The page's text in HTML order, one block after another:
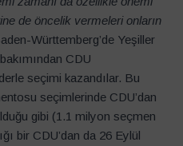
de öncelik vermeleri onların
Württemberg’de Yeşiller
CDU
seçimi kazandılar. Bu
seçimlerinde CDU’dan
gibi (1.1 milyon seçmen
bir CDU’dan da 26 Eylül